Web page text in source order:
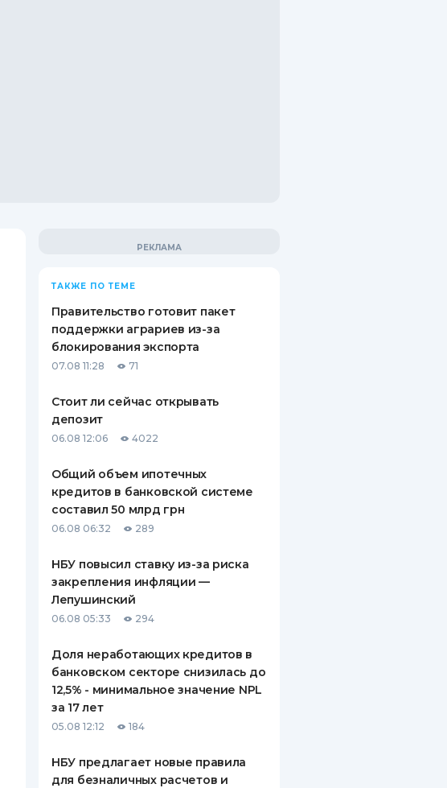
ТАКЖЕ ПО ТЕМЕ
Правительство готовит пакет
поддержки аграриев из-за
блокирования экспорта
07.08 11:28 71
Стоит ли сейчас открывать
депозит
06.08 12:06 4022
Общий объем ипотечных
кредитов в банковской системе
составил 50 млрд грн
06.08 06:32 289
НБУ повысил ставку из-за риска
закрепления инфляции —
Лепушинский
06.08 05:33 294
Доля неработающих кредитов в
банковском секторе снизилась до
12,5% - минимальное значение NPL
за 17 лет
05.08 12:12 184
НБУ предлагает новые правила
для безналичных расчетов и